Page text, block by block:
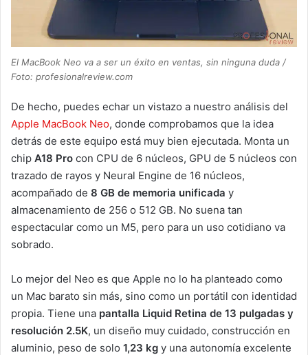
El MacBook Neo va a ser un éxito en ventas, sin ninguna duda /
Foto: profesionalreview.com
De hecho, puedes echar un vistazo a nuestro análisis del
Apple MacBook Neo, donde comprobamos que la idea
detrás de este equipo está muy bien ejecutada. Monta un
chip A18 Pro con CPU de 6 núcleos, GPU de 5 núcleos con
trazado de rayos y Neural Engine de 16 núcleos,
acompañado de 8 GB de memoria unificada y
almacenamiento de 256 o 512 GB. No suena tan
espectacular como un M5, pero para un uso cotidiano va
sobrado.
Lo mejor del Neo es que Apple no lo ha planteado como
un Mac barato sin más, sino como un portátil con identidad
propia. Tiene una pantalla Liquid Retina de 13 pulgadas y
resolución 2.5K, un diseño muy cuidado, construcción en
aluminio, peso de solo 1,23 kg y una autonomía excelente